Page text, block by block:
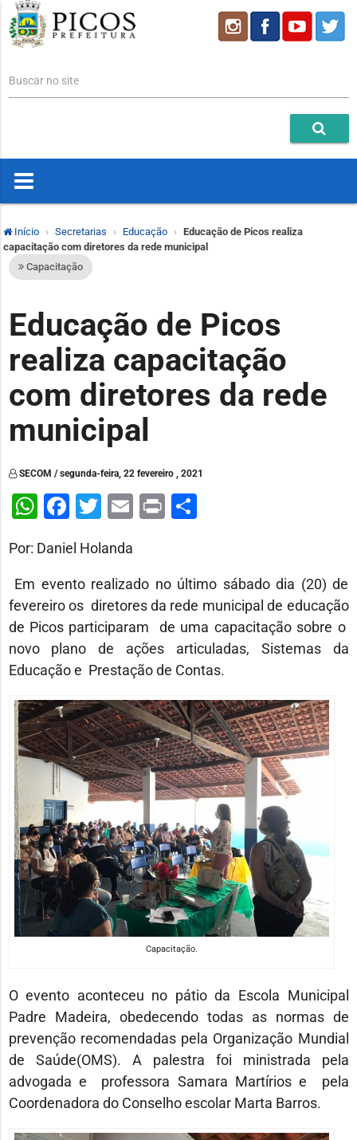
Buscar no site
Início Secretarias Educação
Educação de Picos realiza
capacitação com diretores da rede municipal
Capacitação
Educação de Picos
realiza capacitação
com diretores da rede
municipal
SECOM / segunda-feira, 22 fevereiro , 2021
WhatsApp
Facebook
Twitter
Email
PrintShare
Por: Daniel Holanda
Em evento realizado no último sábado dia (20) de
fevereiro os diretores da rede municipal de educação
de Picos participaram de uma capacitação sobre o
novo plano de ações articuladas, Sistemas da
Educação e Prestação de Contas.
Capacitação.
O evento aconteceu no pátio da Escola Municipal
Padre Madeira, obedecendo todas as normas de
prevenção recomendadas pela Organização Mundial
de Saúde(OMS). A palestra foi ministrada pela
advogada e professora Samara Martírios e pela
Coordenadora do Conselho escolar Marta Barros.